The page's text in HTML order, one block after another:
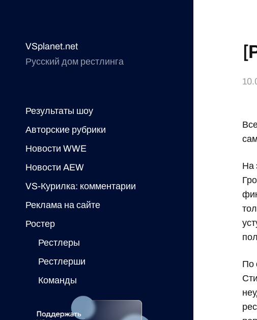
VSplanet.net
Русский дом рестлинга
Результаты шоу
Авторские рубрики
Новости WWE
Новости AEW
VS-Курилка: комментарии
Реклама на сайте
Ростер
Рестлеры
Рестлерши
Команды
На
По